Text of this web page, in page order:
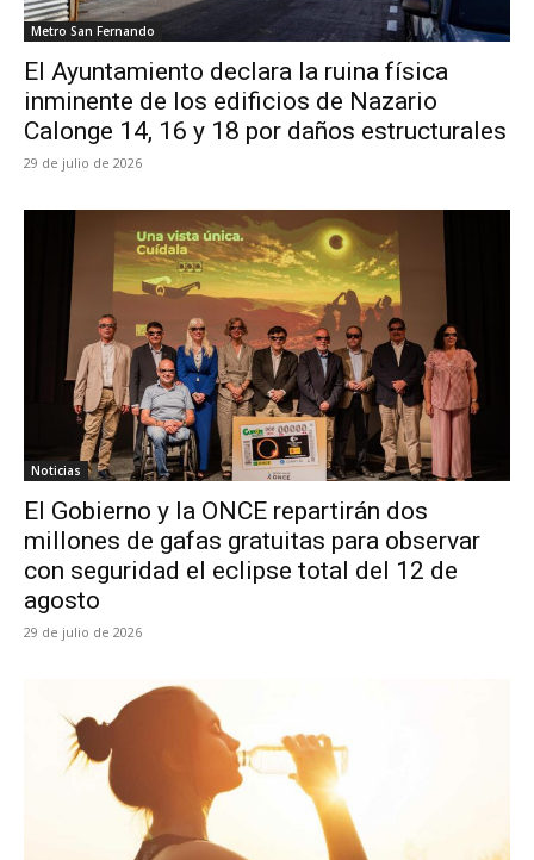
Metro San Fernando
El Ayuntamiento declara la ruina física
inminente de los edificios de Nazario
Calonge 14, 16 y 18 por daños estructurales
29 de julio de 2026
Noticias
El Gobierno y la ONCE repartirán dos
millones de gafas gratuitas para observar
con seguridad el eclipse total del 12 de
agosto
29 de julio de 2026